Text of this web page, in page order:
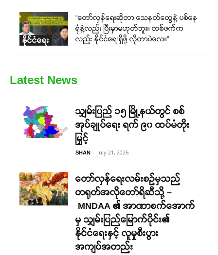
နိုင်ငံရေး
“တော်လှန်ရေးဆိုတာ သေနတ်တွေနဲ့ ပစ်နေ
ရုံနဲ့လည်း ပြီးမှာမဟုတ်ဘူး။ တစ်ဖက်က
လည်း နိုင်ငံရေးရှိဖို့ လိုတာပဲလေ။”
Latest News
သျှမ်းပြည် ၁၅ မြို့နယ်တွင် စစ်
အုပ်ချုပ်ရေး ရက် ၉၀ ထပ်မံတိုး
မြှင့်
SHAN - July 21, 2026
တော်လှန်ရေးလမ်းစဉ်မှသည်
တရုတ်အလိုတော်ရိဆီသို့ –
MNDAA ၏ အာဏာစက်အောက်
မှ သျှမ်းပြည်မြောက်ပိုင်း၏
နိုင်ငံရေးနှင့် လူမှုစီးပွား
အကျပ်အတည်း